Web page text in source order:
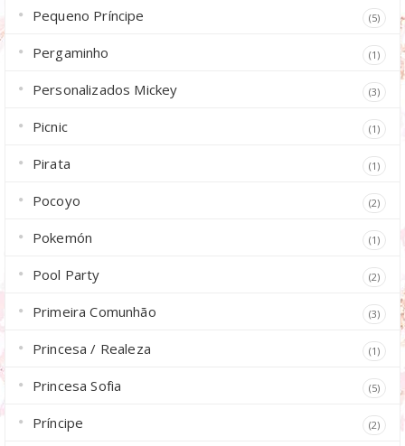
Pequeno Príncipe (5)
Pergaminho (1)
Personalizados Mickey (3)
Picnic (1)
Pirata (1)
Pocoyo (2)
Pokemón (1)
Pool Party (2)
Primeira Comunhão (3)
Princesa / Realeza (1)
Princesa Sofia (5)
Príncipe (2)